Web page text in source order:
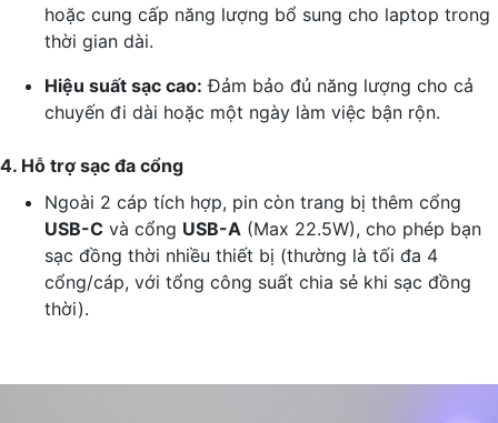
hoặc cung cấp năng lượng bổ sung cho laptop trong
thời gian dài.
Hiệu suất sạc cao: Đảm bảo đủ năng lượng cho cả
chuyến đi dài hoặc một ngày làm việc bận rộn.
4. Hỗ trợ sạc đa cổng
Ngoài 2 cáp tích hợp, pin còn trang bị thêm cổng
USB-C và cổng USB-A (Max 22.5W), cho phép bạn
sạc đồng thời nhiều thiết bị (thường là tối đa 4
cổng/cáp, với tổng công suất chia sẻ khi sạc đồng
thời).